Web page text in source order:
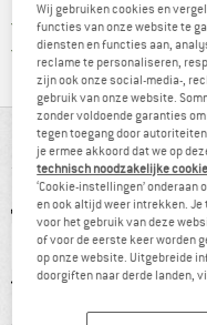
> 4.000.000
Alle artikelen in
IN
Wij gebruiken cookies en
functies van onze website te
diensten en functies aan,
reclame te personaliseren,
zijn ook onze social-media-,
gebruik van onze website.
zonder voldoende garanties
tegen toegang door
je ermee akkoord dat we op
technisch noodzakelijke
‘Cookie-instellingen’
en ook altijd weer intrekken.
voor het gebruik van deze
of voor de eerste keer worden
op onze website. Uitgebreide
doorgiften naar derde landen,